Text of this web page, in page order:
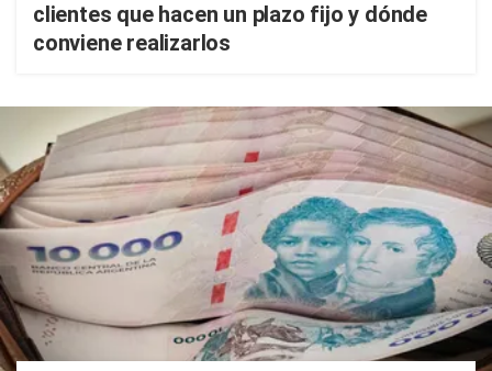
clientes que hacen un plazo fijo y dónde
conviene realizarlos